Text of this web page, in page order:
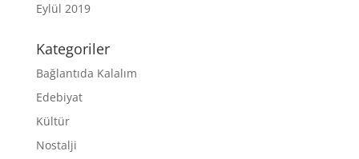
Eylül 2019
Kategoriler
Bağlantıda Kalalım
Edebiyat
Kültür
Nostalji